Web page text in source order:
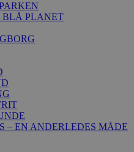
PLANET
– EN ANDERLEDES MÅDE